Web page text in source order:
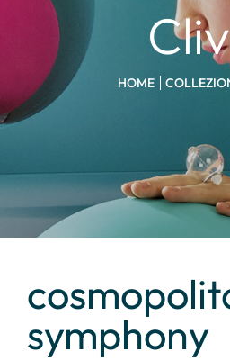
HOME
symphony